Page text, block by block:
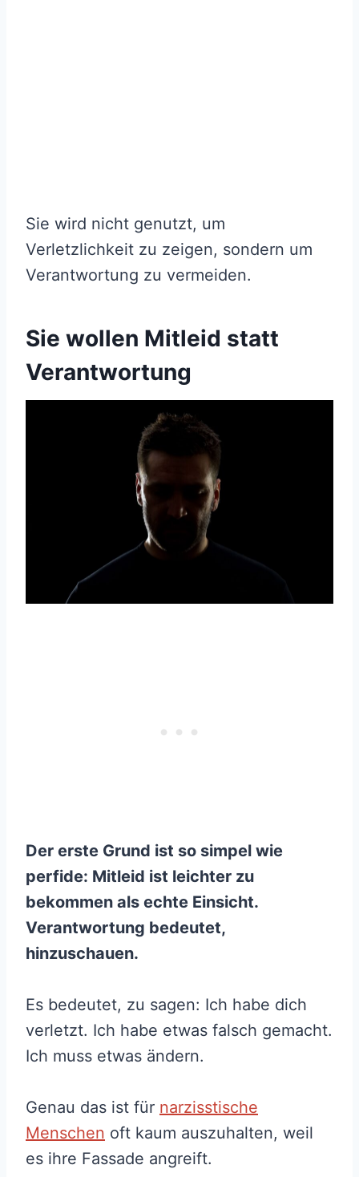
Sie wird nicht genutzt, um
Verletzlichkeit zu zeigen, sondern um
Verantwortung zu vermeiden.
Sie wollen Mitleid statt
Verantwortung
Der erste Grund ist so simpel wie
perfide: Mitleid ist leichter zu
bekommen als echte Einsicht.
Verantwortung bedeutet,
hinzuschauen.
Es bedeutet, zu sagen: Ich habe dich
verletzt. Ich habe etwas falsch gemacht.
Ich muss etwas ändern.
Genau das ist für narzisstische
Menschen oft kaum auszuhalten, weil
es ihre Fassade angreift.